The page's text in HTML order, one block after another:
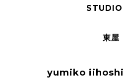
STUDIO
東屋
yumiko